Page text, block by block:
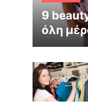
9
όλη